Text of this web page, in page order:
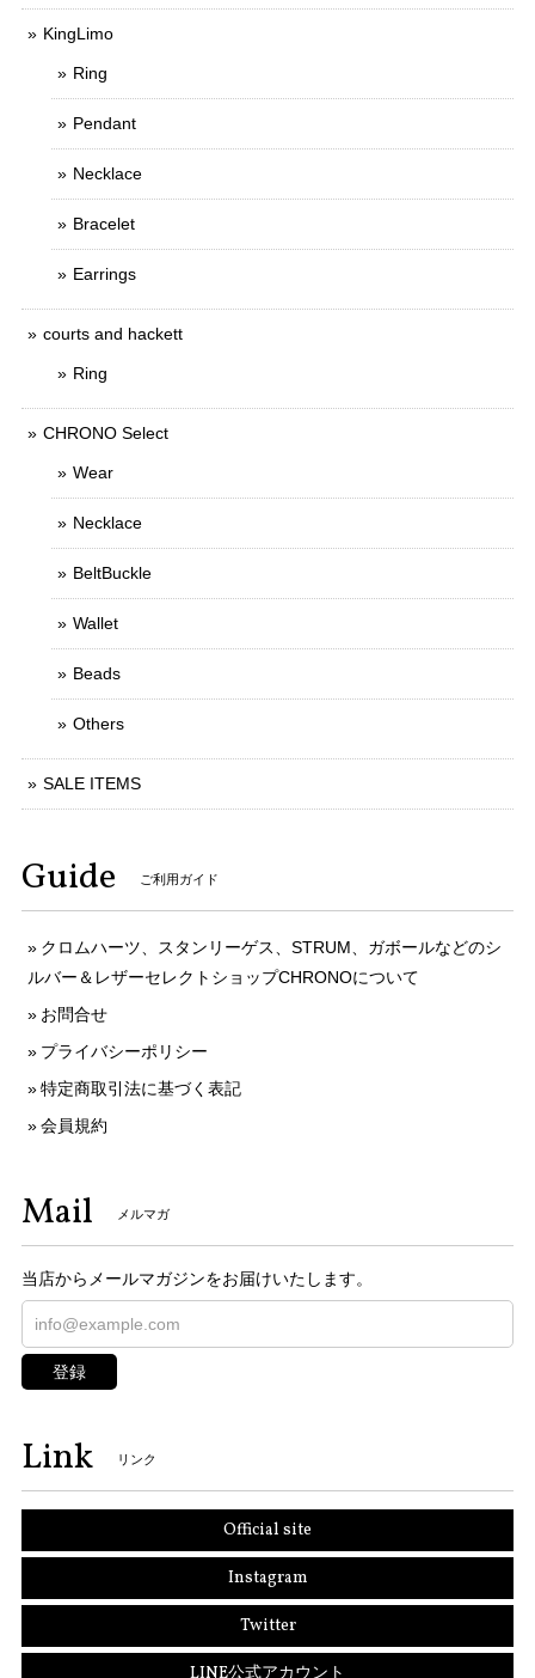
KingLimo
Ring
Pendant
Necklace
Bracelet
Earrings
courts and hackett
Ring
CHRONO Select
Wear
Necklace
BeltBuckle
Wallet
Beads
Others
SALE ITEMS
Guide ご利用ガイド
クロムハーツ、スタンリーゲス、STRUM、ガボールなどのシ
ルバー＆レザーセレクトショップCHRONOについて
お問合せ
プライバシーポリシー
特定商取引法に基づく表記
会員規約
Mail メルマガ
当店からメールマガジンをお届けいたします。
登録
Link リンク
Official site
Instagram
Twitter